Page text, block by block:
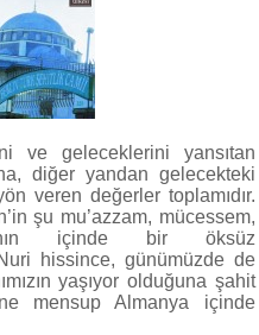
ve geleceklerini yansıtan
diğer yandan gelecekteki
veren değerler toplamıdır.
şu mu’azzam, mücessem,
içinde bir öksüz
hissince, günümüzde de
yaşıyor olduğuna şahit
mensup Almanya içinde